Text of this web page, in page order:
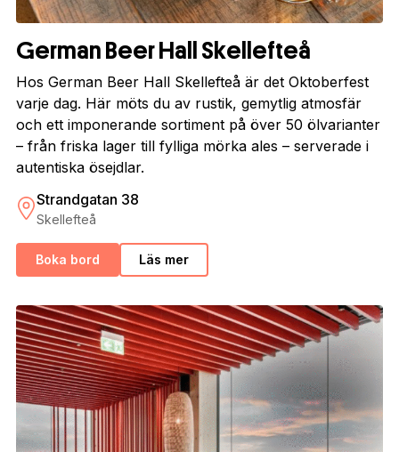
German Beer Hall Skellefteå
Hos German Beer Hall Skellefteå är det Oktoberfest
varje dag. Här möts du av rustik, gemytlig atmosfär
och ett imponerande sortiment på över 50 ölvarianter
– från friska lager till fylliga mörka ales – serverade i
autentiska ösejdlar.
Strandgatan 38
Skellefteå
Boka bord Läs mer